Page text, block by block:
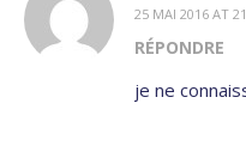
25 MAI 2016 AT
RÉPONDRE
je ne